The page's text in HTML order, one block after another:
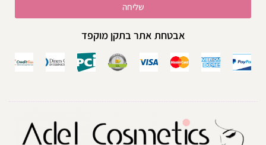
שליחה
אבטחת אתר בתקן מוקפד